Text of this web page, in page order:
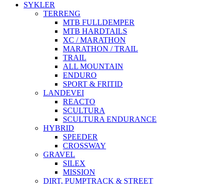
SYKLER
TERRENG
MTB FULLDEMPER
MTB HARDTAILS
XC / MARATHON
MARATHON / TRAIL
TRAIL
ALL MOUNTAIN
ENDURO
SPORT & FRITID
LANDEVEI
REACTO
SCULTURA
SCULTURA ENDURANCE
HYBRID
SPEEDER
CROSSWAY
GRAVEL
SILEX
MISSION
DIRT, PUMPTRACK & STREET